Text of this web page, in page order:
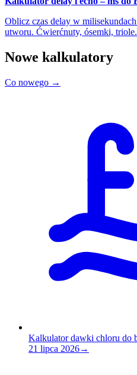
Oblicz czas delay w
utworu. Ćwierćnuty, ósemki, triole.
Nowe kalkulatory
Co nowego →
Kalkulator dawki chloru do
21 lipca 2026→